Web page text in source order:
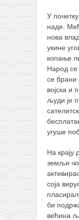
У
наде.
нова
укине
копање
Народ се
се брани
војска и
људи је
угуше
На крају
земљи
соја
би
већина